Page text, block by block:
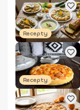
Recepty
Recepty